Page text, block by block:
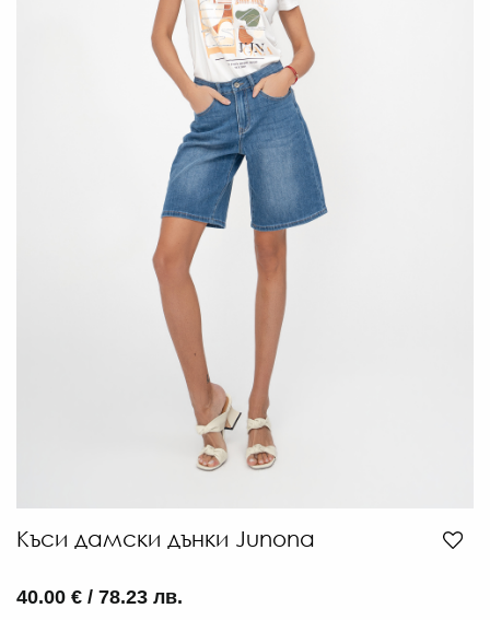
Къси дамски дънки Junona
40.00 € / 78.23 лв.